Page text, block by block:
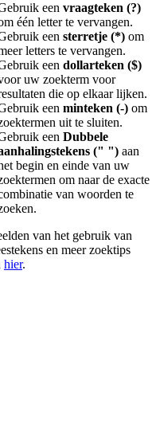
een vraagteken (?)
één letter te vervangen.
een sterretje (*) om
letters te vervangen.
een dollarteken ($)
uw zoekterm voor
die op elkaar lijken.
een minteken (-) om
uit te sluiten.
een Dubbele
(" ") aan
begin en einde van uw
om naar de exacte
van woorden te
van het gebruik van
en meer zoektips
hier.